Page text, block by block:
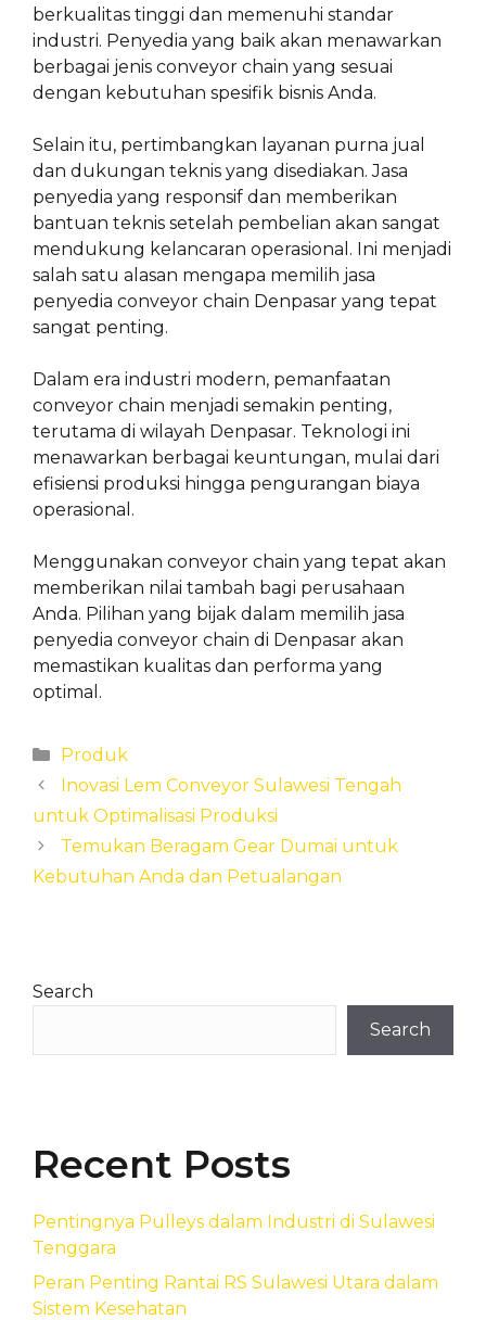
berkualitas tinggi dan memenuhi standar
industri. Penyedia yang baik akan menawarkan
berbagai jenis conveyor chain yang sesuai
dengan kebutuhan spesifik bisnis Anda.
Selain itu, pertimbangkan layanan purna jual
dan dukungan teknis yang disediakan. Jasa
penyedia yang responsif dan memberikan
bantuan teknis setelah pembelian akan sangat
mendukung kelancaran operasional. Ini menjadi
salah satu alasan mengapa memilih jasa
penyedia conveyor chain Denpasar yang tepat
sangat penting.
Dalam era industri modern, pemanfaatan
conveyor chain menjadi semakin penting,
terutama di wilayah Denpasar. Teknologi ini
menawarkan berbagai keuntungan, mulai dari
efisiensi produksi hingga pengurangan biaya
operasional.
Menggunakan conveyor chain yang tepat akan
memberikan nilai tambah bagi perusahaan
Anda. Pilihan yang bijak dalam memilih jasa
penyedia conveyor chain di Denpasar akan
memastikan kualitas dan performa yang
optimal.
Categories
Produk
Inovasi Lem Conveyor Sulawesi Tengah
untuk Optimalisasi Produksi
Temukan Beragam Gear Dumai untuk
Kebutuhan Anda dan Petualangan
Search
Search
Recent Posts
Pentingnya Pulleys dalam Industri di Sulawesi
Tenggara
Peran Penting Rantai RS Sulawesi Utara dalam
Sistem Kesehatan